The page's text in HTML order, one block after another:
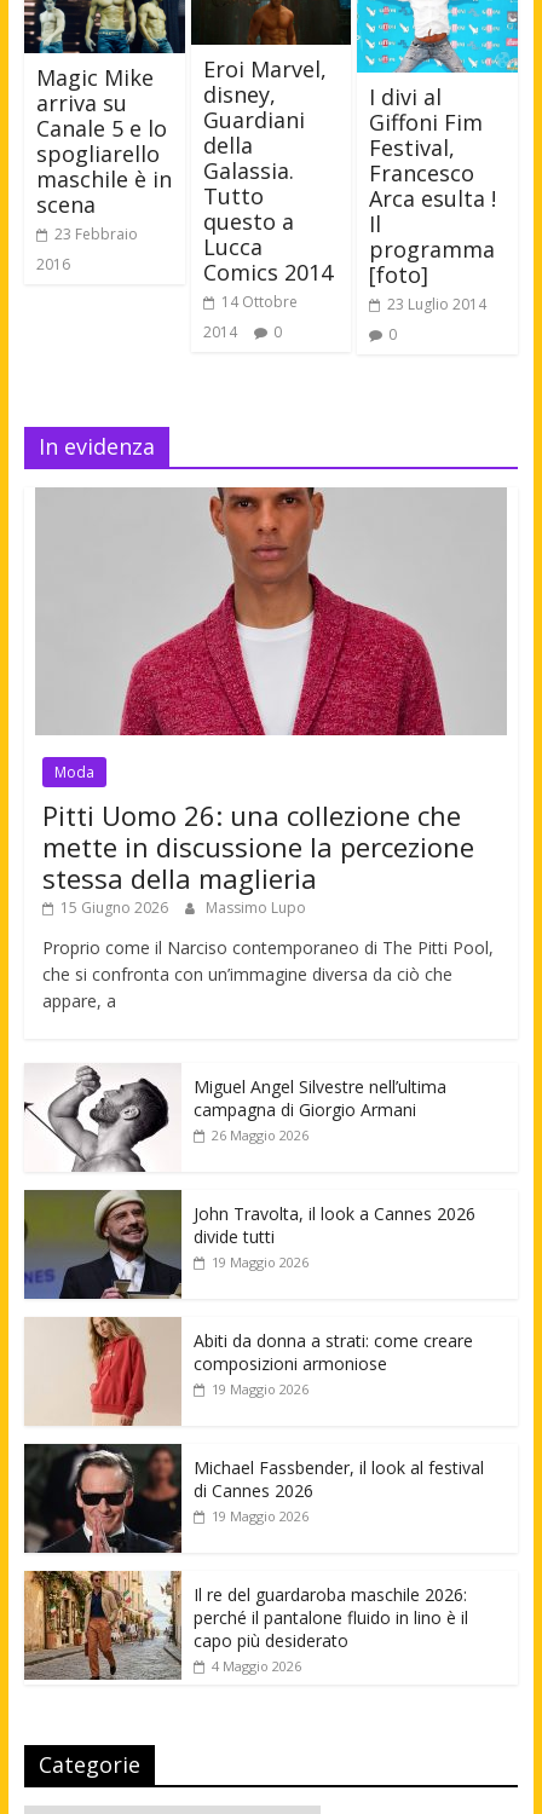
Magic Mike
arriva su
Canale 5 e lo
spogliarello
maschile è in
scena
23 Febbraio
2016
Eroi Marvel,
disney,
Guardiani
della
Galassia.
Tutto
questo a
Lucca
Comics 2014
14 Ottobre
2014
0
I divi al
Giffoni Fim
Festival,
Francesco
Arca esulta !
Il
programma
[foto]
23 Luglio 2014
0
In evidenza
Moda
Pitti Uomo 26: una collezione che
mette in discussione la percezione
stessa della maglieria
15 Giugno 2026 Massimo Lupo
Proprio come il Narciso contemporaneo di The Pitti Pool,
che si confronta con un’immagine diversa da ciò che
appare, a
Miguel Angel Silvestre nell’ultima
campagna di Giorgio Armani
26 Maggio 2026
John Travolta, il look a Cannes 2026
divide tutti
19 Maggio 2026
Abiti da donna a strati: come creare
composizioni armoniose
19 Maggio 2026
Michael Fassbender, il look al festival
di Cannes 2026
19 Maggio 2026
Il re del guardaroba maschile 2026:
perché il pantalone fluido in lino è il
capo più desiderato
4 Maggio 2026
Categorie